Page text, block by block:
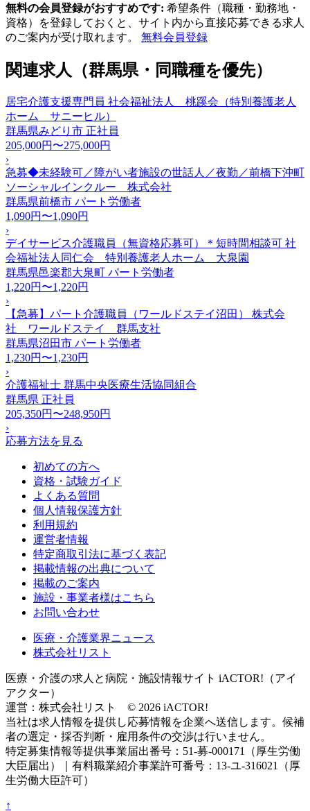
無料の会員登録がおすすめです: 希望条件（職種・勤務地・
資格）を登録しておくと、サイト内から直接応募できる求人
のご案内が受け取れます。 無料会員登録
関連求人（群馬県・同職種を優先）
居宅介護支援専門員 社会福祉法人 桃蹊会（特別養護老人
ホーム サニーヒル）
群馬県みどり市 正社員
205,000円〜275,000円
›
急募◆未経験可／障がい者施設の世話人／夜勤／前橋下沖町
ソーシャルインクルー 株式会社
群馬県前橋市 パート労働者
1,090円〜1,090円
›
デイサービス介護職員（無資格応募可）＊短時間相談可 社
会福祉法人同仁会 特別養護老人ホーム 大泉園
群馬県邑楽郡大泉町 パート労働者
1,220円〜1,220円
›
【急募】パート介護職員（ワールドステイ沼田） 株式会
社 ワールドステイ 群馬支社
群馬県沼田市 パート労働者
1,230円〜1,230円
›
介護福祉士 群馬中央医療生活協同組合
群馬県 正社員
205,350円〜248,950円
›
応募方法を見る
初めての方へ
資格・試験ガイド
よくある質問
個人情報保護方針
利用規約
運営者情報
特定商取引法に基づく表記
掲載情報の出典について
掲載のご案内
施設・事業者様はこちら
お問い合わせ
医療・介護業界ニュース
株式会社リスト
医療・介護の求人と病院・施設情報サイト iACTOR!（アイ
アクター）
運営：株式会社リスト © 2026 iACTOR!
当社は求人情報を提供し応募情報を企業へ送信します。候補
者の選定・採否判断・雇用条件の交渉は行いません。
特定募集情報等提供事業届出番号：51-募-000171（厚生労働
大臣届出）｜有料職業紹介事業許可番号：13-ユ-316021（厚
生労働大臣許可）
↑